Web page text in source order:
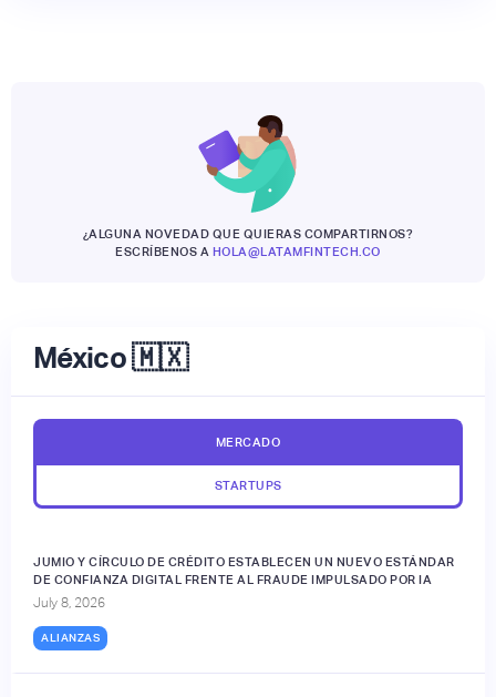
¿ALGUNA NOVEDAD QUE QUIERAS COMPARTIRNOS?
ESCRÍBENOS A HOLA@LATAMFINTECH.CO
México 🇲🇽
MERCADO
STARTUPS
JUMIO Y CÍRCULO DE CRÉDITO ESTABLECEN UN NUEVO ESTÁNDAR
DE CONFIANZA DIGITAL FRENTE AL FRAUDE IMPULSADO POR IA
July 8, 2026
ALIANZAS